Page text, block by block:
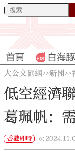
首頁 白海豚
大公文匯網>>新聞>>
低空經濟
葛珮帆：
香港即時